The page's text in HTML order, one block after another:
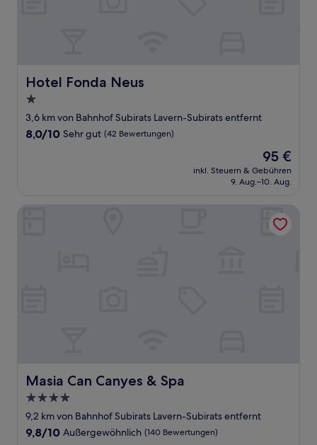
Hotel Fonda Neus
Hotel Fonda Neus
1.0-
Stern-
Unterkunft
3,6 km von Bahnhof Subirats Lavern-Subirats entfernt
8.0
Bewertungen)
8,0/10 Sehr gut (42 Bewertungen)
Der
Preis
beträgt
95 €
inkl. Steuern & Gebühren
9. Aug.–10. Aug.
Masia Can Canyes & Spa
Masia Can Canyes & Spa
4.0-
Sterne-
Unterkunft
9,2 km von Bahnhof Subirats Lavern-Subirats entfernt
9.8
9,8/10 Außergewöhnlich (140 Bewertungen)